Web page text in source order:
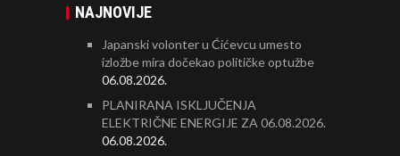
NAJNOVIJE
Japanski volonter u Ćićevcu umesto
izložbe mira dočekao političke optužbe
06.08.2026.
PLANIRANA ISKLJUČENJA
ELEKTRIČNE ENERGIJE ZA 06.08.2026.
06.08.2026.